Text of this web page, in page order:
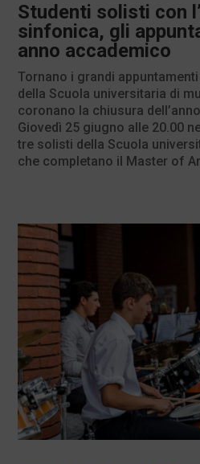
Studenti solisti con
sinfonica, gli
anno accademico
Tornano i grandi
della Scuola universitaria di
coronano la chiusura
Giovedì 25 giugno alle 20.00
tre solisti della Scuola
che completano il Master of